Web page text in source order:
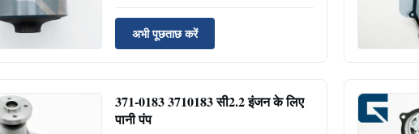
system operation and engine protection.
Product Specifications Product NameWater
Pump Part Number3285323 Brand
अभी पूछताछ करें
371-0183 3710183 सी2.2 इंजन के लिए
पानी पंप